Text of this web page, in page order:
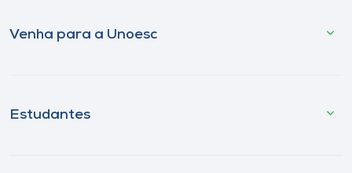
Venha para a Unoesc
Estudantes